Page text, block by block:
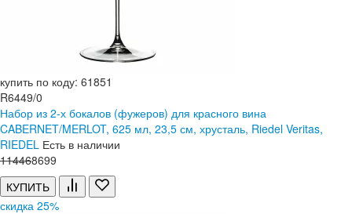
купить по коду: 61851
R6449/0
Набор из 2-х бокалов (фужеров) для красного вина
CABERNET/MERLOT, 625 мл, 23,5 см, хрусталь, Riedel Veritas,
RIEDEL Есть в наличии
114468699
КУПИТЬ
скидка 25%